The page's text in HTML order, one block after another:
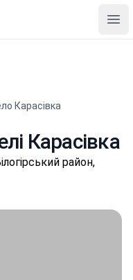
Карасівка
Карасівка
район,